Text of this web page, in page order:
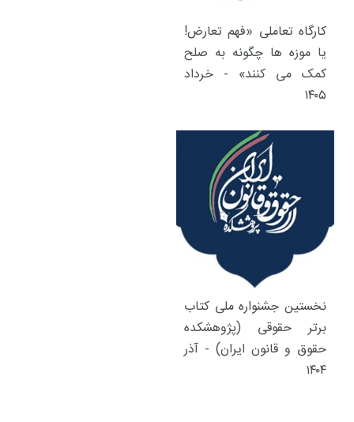
کارگاه تعاملی «فهم تعارض!
یا موزه ها چگونه به صلح
کمک می کنند» - خرداد
۱۴۰۵
نخستین جشنواره ملی کتاب
برتر حقوقی (پژوهشکده
حقوق و قانون ایران) - آذر
۱۴۰۴